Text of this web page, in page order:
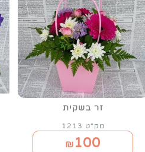
זר בשקית
מק"ט 1213
₪ 100